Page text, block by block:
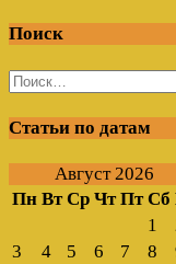
Поиск
Найти:
Статьи по датам
Август 2026
Пн Вт Ср Чт Пт Сб
1
3
4 5 6 7 8